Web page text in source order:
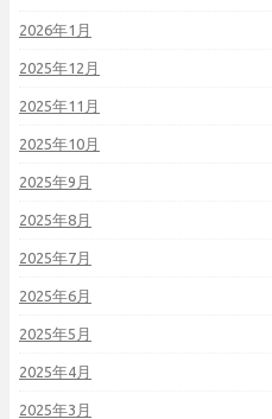
2026年1月
2025年12月
2025年11月
2025年10月
2025年9月
2025年8月
2025年7月
2025年6月
2025年5月
2025年4月
2025年3月